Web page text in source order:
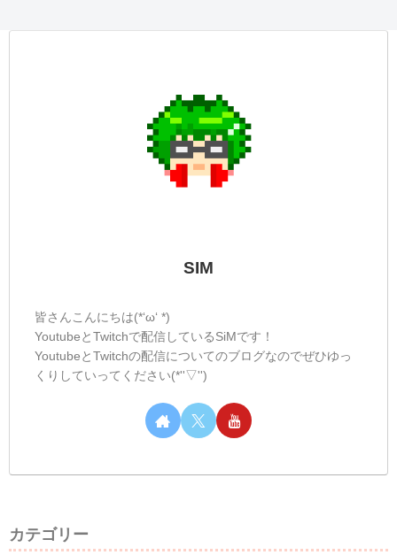
SIM
皆さんこんにちは(*‘ω‘ *)
YoutubeとTwitchで配信しているSiMです！
YoutubeとTwitchの配信についてのブログなのでぜひゆっ
くりしていってください(*''▽'')
カテゴリー